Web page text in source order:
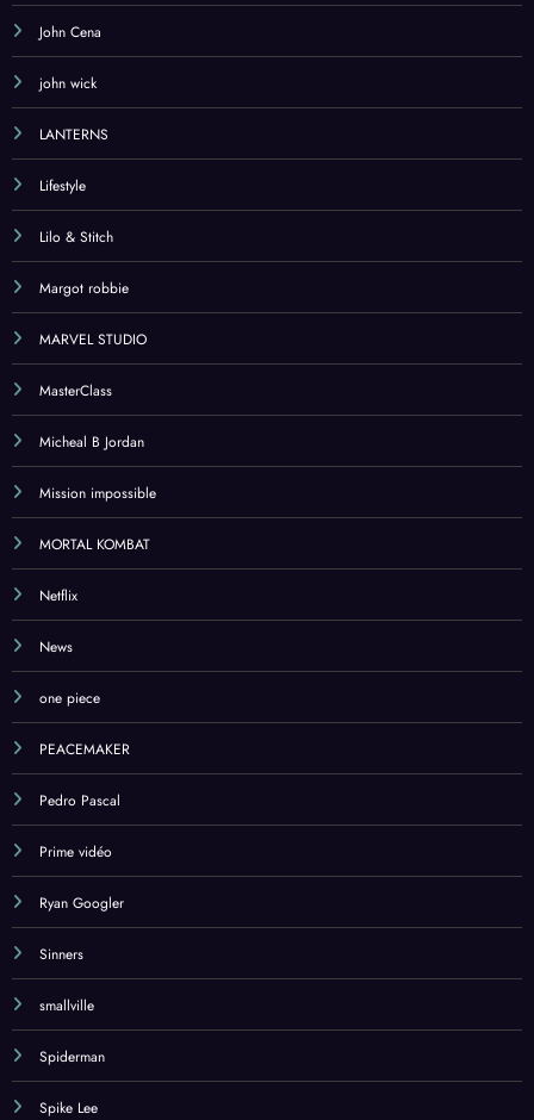
John Cena
john wick
LANTERNS
Lifestyle
Lilo & Stitch
Margot robbie
MARVEL STUDIO
MasterClass
Micheal B Jordan
Mission impossible
MORTAL KOMBAT
Netflix
News
one piece
PEACEMAKER
Pedro Pascal
Prime vidéo
Ryan Googler
Sinners
smallville
Spiderman
Spike Lee